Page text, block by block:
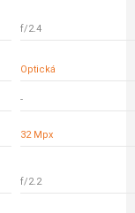
f/2.4
Optická
-
32 Mpx
f/2.2